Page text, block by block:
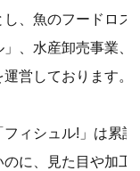
し、魚のフードロ
」、水産卸売事業
運営しております。
フィシュル!」は累
のに、見た目や加工